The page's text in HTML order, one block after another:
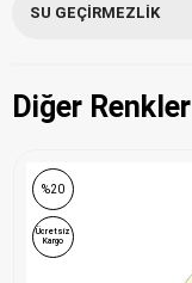
SU GEÇIRMEZLIK
Diğer Renkler
%20
Ücretsiz
Kargo